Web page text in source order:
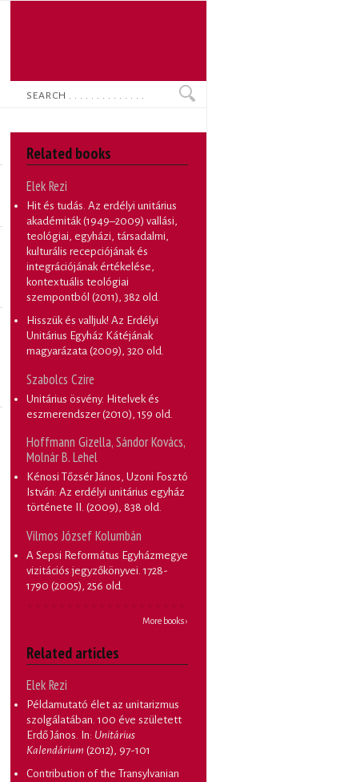
Search
Related books
Elek Rezi
Hit és tudás. Az erdélyi unitárius
akadémiták (1949–2009) vallási,
teológiai, egyházi, társadalmi,
kulturális recepciójának és
integrációjának értékelése,
kontextuális teológiai
szempontból (2011), 382 old.
Hisszük és valljuk! Az Erdélyi
Unitárius Egyház Kátéjának
magyarázata (2009), 320 old.
Szabolcs Czire
Unitárius ösvény. Hitelvek és
eszmerendszer(2010), 159 old.
Hoffmann Gizella, Sándor Kovács,
Molnár B. Lehel
Kénosi Tőzsér János, Uzoni Fosztó
István: Az erdélyi unitárius egyház
története II. (2009), 838 old.
Vilmos József Kolumbán
A Sepsi Református Egyházmegye
vizitációs jegyzőkönyvei. 1728-
1790 (2005), 256 old.
More books ›
Related articles
Elek Rezi
Példamutató élet az unitarizmus
szolgálatában. 100 éve született
Erdő János. In: Unitárius
Kalendárium (2012), 97-101
Contribution of the Transylvanian